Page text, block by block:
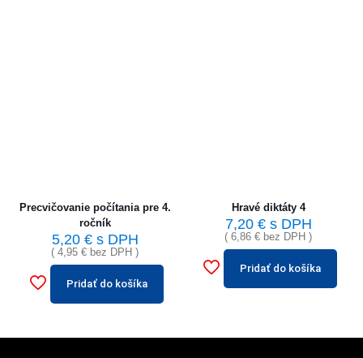
Precvičovanie počítania pre 4.
ročník
5,20 €s DPH
( 4,95 € bez DPH )
Pridať do košíka
Hravé diktáty 4
7,20 €s DPH
( 6,86 € bez DPH )
Pridať do košíka